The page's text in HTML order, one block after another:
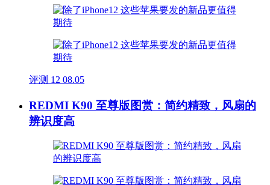
评测 12 08.05
REDMI K90 至尊版图赏：简约精致，风扇的
辨识度高